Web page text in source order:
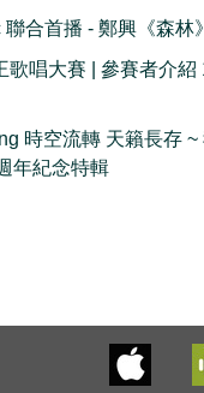
聯合首播 - 鄭興《森林
歌唱大賽 | 參賽者介紹
時空流轉 天籟長存 ~
年紀念特輯